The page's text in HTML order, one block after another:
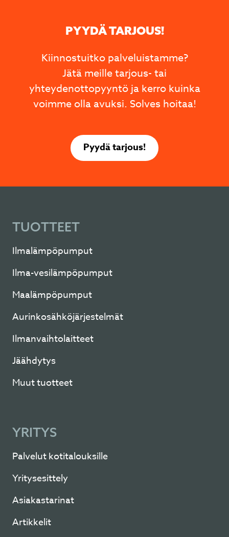
PYYDÄ TARJOUS!
Kiinnostuitko palveluistamme?
Jätä meille tarjous- tai
yhteydenottopyyntö ja kerro kuinka
voimme olla avuksi. Solves hoitaa!
Pyydä tarjous!
TUOTTEET
Ilmalämpöpumput
Ilma-vesilämpöpumput
Maalämpöpumput
Aurinkosähköjärjestelmät
Ilmanvaihtolaitteet
Jäähdytys
Muut tuotteet
YRITYS
Palvelut kotitalouksille
Yritysesittely
Asiakastarinat
Artikkelit